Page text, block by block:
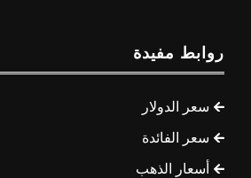
روابط مفيدة
سعر الدولار
سعر الفائدة
أسعار الذهب